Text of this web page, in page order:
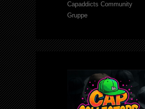
Capaddicts Community
Gruppe